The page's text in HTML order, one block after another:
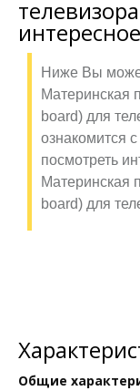
Ниже Вы
Материнская
board) для
ознакомится
посмотреть
Материнская
board) для
Общие